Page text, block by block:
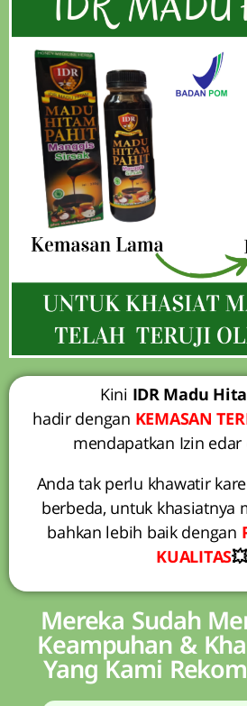
Kini IDR Madu
hadir dengan KEMASAN
mendapatkan Izin edar
Anda tak perlu khawatir
berbeda, untuk khasiatnya
bahkan lebih baik dengan
KUALITAS💥
Mereka Sudah
Keampuhan &
Yang Kami